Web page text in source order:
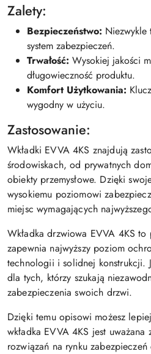
Zalety:
Bezpieczeństwo: Niezwykle
system zabezpieczeń.
Trwałość: Wysokiej jakości
długowieczność produktu.
Komfort Użytkowania:
wygodny w użyciu.
Zastosowanie:
Wkładki EVVA 4KS znajdują
środowiskach, od prywatnych
obiekty przemysłowe. Dzięki
wysokiemu poziomowi
miejsc wymagających
Wkładka drzwiowa EVVA 4KS
zapewnia najwyższy poziom
technologii i solidnej konstrukcji.
dla tych, którzy szukają
zabezpieczenia swoich drzwi.
Dzięki temu opisowi możesz
wkładka EVVA 4KS jest
rozwiązań na rynku